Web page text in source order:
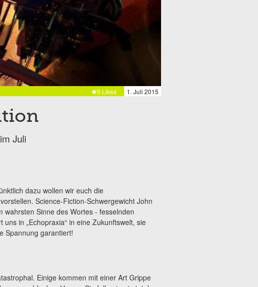
1. Juli 2015
5 Likes
Juli
dazu wollen wir euch die
Science-Fiction-Schwergewicht John
wahrsten Sinne des Wortes - fesselnden
in „Echopraxia“ in eine Zukunftswelt, sie
Spannung garantiert!
Einige kommen mit einer Art Grippe